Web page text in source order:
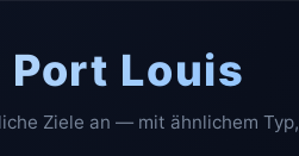
Louis
Ziele an — mit ähnlichem